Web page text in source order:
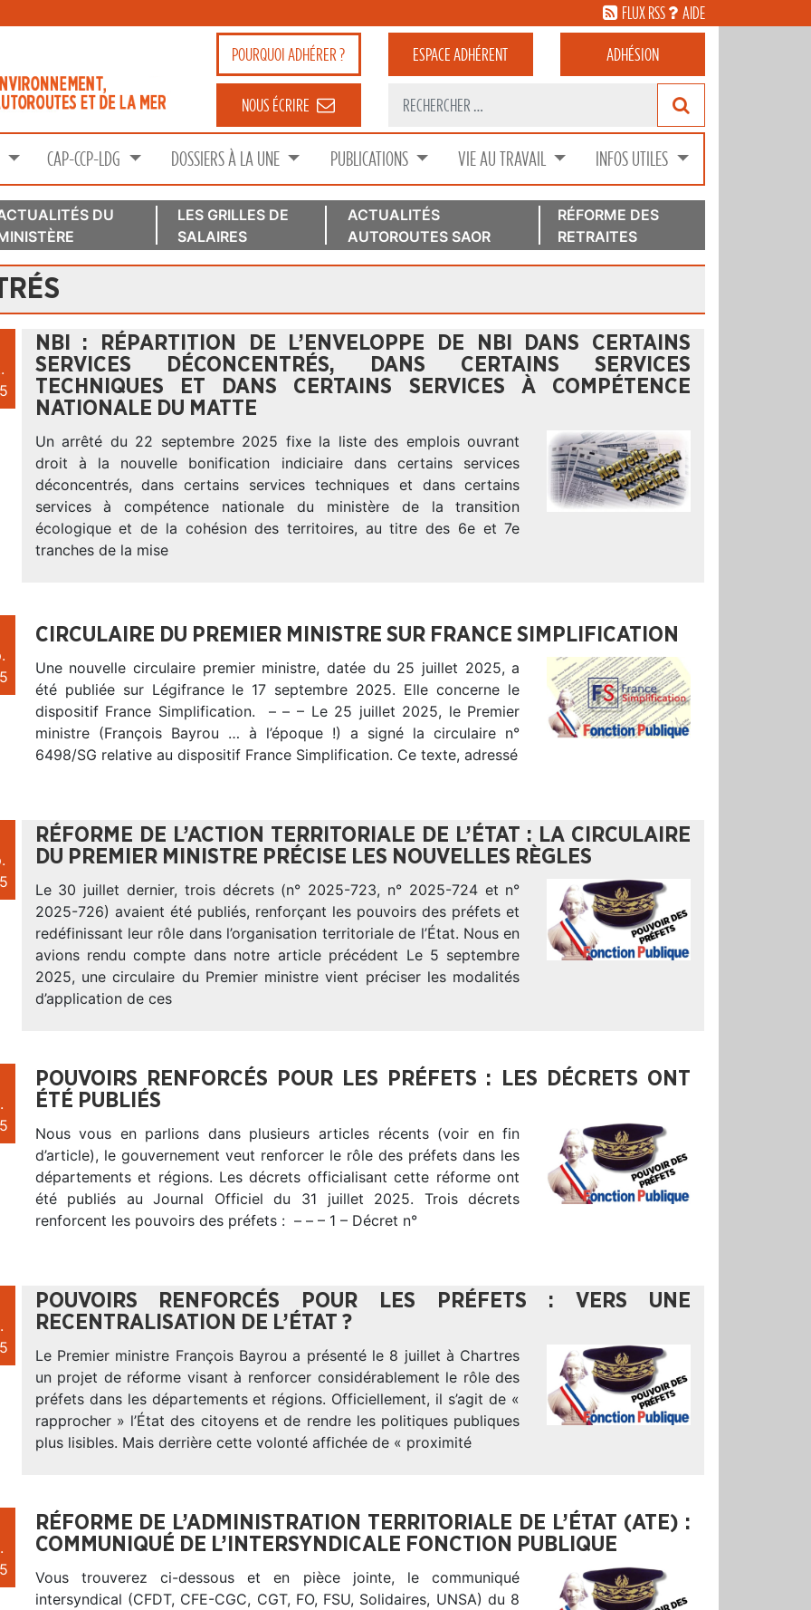
FLUX RSS AIDE
POURQUOIADHÉRER ? ESPACEADHÉRENT ADHÉSION
NOUS ÉCRIRE
CAP-CCP-LDG DOSSIERS À LA UNE PUBLICATIONS VIE AU TRAVAIL INFOS UTILES
DU
LES GRILLES DE
SALAIRES
ACTUALITÉS
AUTOROUTES SAOR
RÉFORME DES
RETRAITES
NBI : RÉPARTITION DE L’ENVELOPPE DE NBI DANS CERTAINS
SERVICES DÉCONCENTRÉS, DANS CERTAINS SERVICES
TECHNIQUES ET DANS CERTAINS SERVICES À COMPÉTENCE
NATIONALE DU MATTE
Un arrêté du 22 septembre 2025 fixe la liste des emplois ouvrant
droit à la nouvelle bonification indiciaire dans certains services
déconcentrés, dans certains services techniques et dans certains
services à compétence nationale du ministère de la transition
écologique et de la cohésion des territoires, au titre des 6e et 7e
tranches de la mise
CIRCULAIRE DU PREMIER MINISTRE SUR FRANCE SIMPLIFICATION
Une nouvelle circulaire premier ministre, datée du 25 juillet 2025, a
été publiée sur Légifrance le 17 septembre 2025. Elle concerne le
dispositif France Simplification. – – – Le 25 juillet 2025, le Premier
ministre (François Bayrou … à l’époque !) a signé la circulaire n°
6498/SG relative au dispositif France Simplification. Ce texte, adressé
RÉFORME DE L’ACTION TERRITORIALE DE L’ÉTAT : LA CIRCULAIRE
DU PREMIER MINISTRE PRÉCISE LES NOUVELLES RÈGLES
Le 30 juillet dernier, trois décrets (n° 2025-723, n° 2025-724 et n°
2025-726) avaient été publiés, renforçant les pouvoirs des préfets et
redéfinissant leur rôle dans l’organisation territoriale de l’État. Nous en
avions rendu compte dans notre article précédent Le 5 septembre
2025, une circulaire du Premier ministre vient préciser les modalités
d’application de ces
POUVOIRS RENFORCÉS POUR LES PRÉFETS : LES DÉCRETS ONT
ÉTÉ PUBLIÉS
Nous vous en parlions dans plusieurs articles récents (voir en fin
d’article), le gouvernement veut renforcer le rôle des préfets dans les
départements et régions. Les décrets officialisant cette réforme ont
été publiés au Journal Officiel du 31 juillet 2025. Trois décrets
renforcent les pouvoirs des préfets : – – – 1 – Décret n°
POUVOIRS RENFORCÉS POUR LES PRÉFETS : VERS UNE
RECENTRALISATION DE L’ÉTAT ?
Le Premier ministre François Bayrou a présenté le 8 juillet à Chartres
un projet de réforme visant à renforcer considérablement le rôle des
préfets dans les départements et régions. Officiellement, il s’agit de «
rapprocher » l’État des citoyens et de rendre les politiques publiques
plus lisibles. Mais derrière cette volonté affichée de « proximité
RÉFORME DE L’ADMINISTRATION TERRITORIALE DE L’ÉTAT (ATE) :
COMMUNIQUÉ DE L’INTERSYNDICALE FONCTION PUBLIQUE
Vous trouverez ci-dessous et en pièce jointe, le communiqué
intersyndical (CFDT, CFE-CGC, CGT, FO, FSU, Solidaires, UNSA) du 8